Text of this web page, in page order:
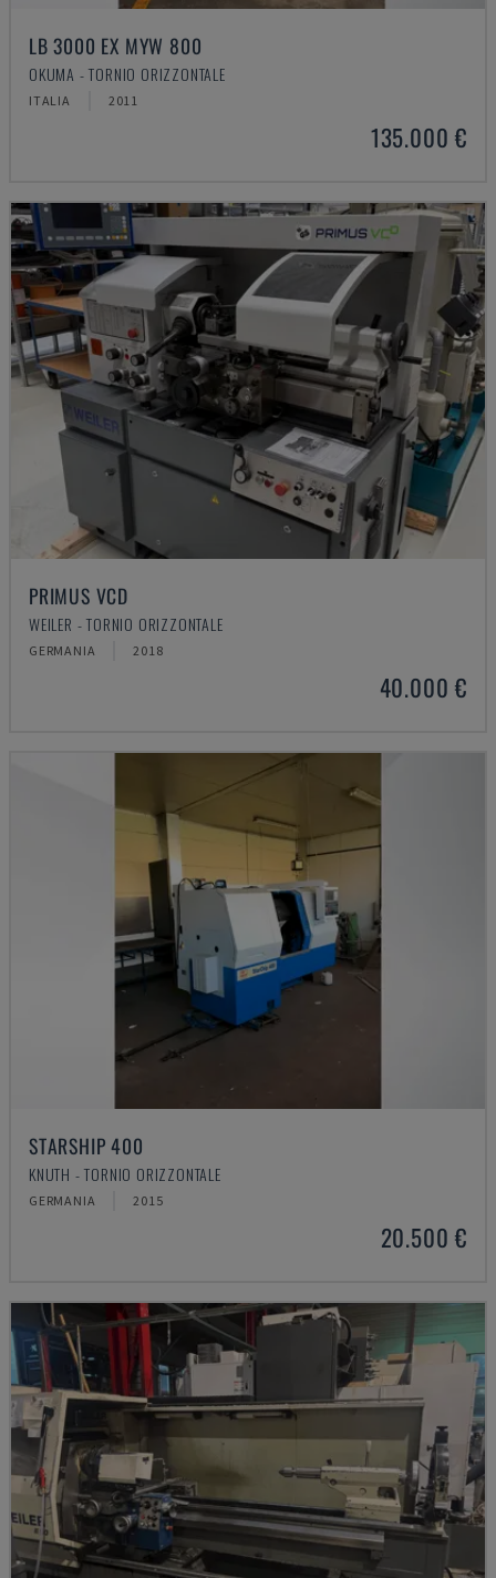
LB 3000 EX MYW 800
OKUMA - TORNIO ORIZZONTALE
ITALIA 2011
135.000 €
PRIMUS VCD
WEILER - TORNIO ORIZZONTALE
GERMANIA 2018
40.000 €
STARSHIP 400
KNUTH - TORNIO ORIZZONTALE
GERMANIA 2015
20.500 €